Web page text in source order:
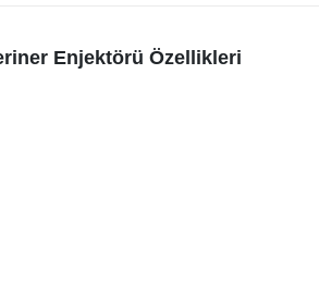
Enjektörü Özellikleri